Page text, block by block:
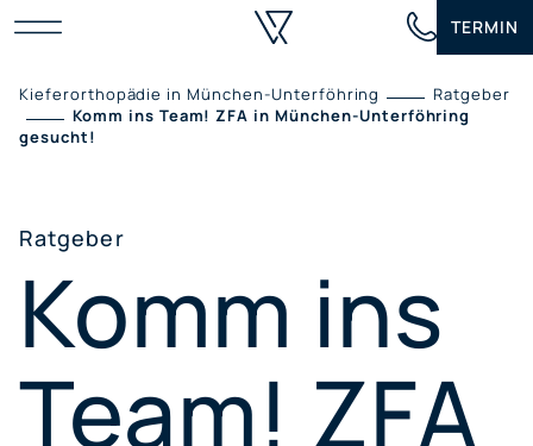
Inhalt
TERMIN
Kieferorthopädie in München-Unterföhring
Ratgeber
Komm ins Team! ZFA in München-Unterföhring
gesucht!
Ratgeber
Komm ins
Team! ZFA